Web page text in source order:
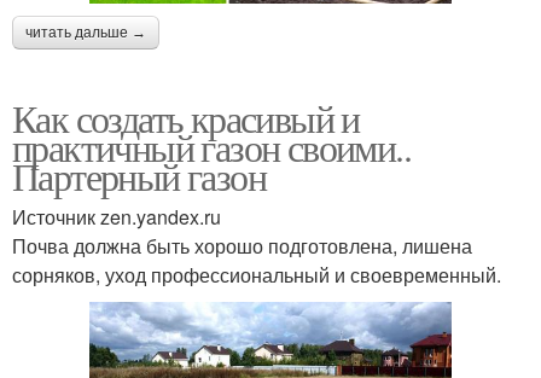
читать дальше →
Как создать красивый и
практичный газон своими..
Партерный газон
Источник zen.yandex.ru
Почва должна быть хорошо подготовлена, лишена
сорняков, уход профессиональный и своевременный.